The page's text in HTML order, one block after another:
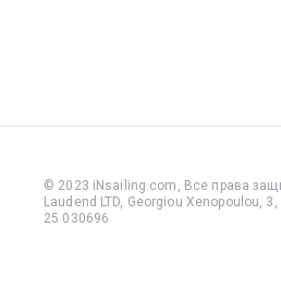
© 2023 iNsailing.com, Все права
Laudend LTD, Georgiou Xenopoulou,
25 030696